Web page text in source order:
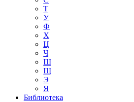
Т
У
Ф
Х
Ц
Ч
Ш
Щ
Э
Я
Библиотека